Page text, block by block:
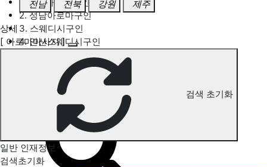
2. 성남아로마구인
3. 스웨디시구인
4. 안산스웨디시구인
상주 아로마마사지 구직정보
전남
전북 강원 제주
상세
[ 아로마마사지 ]
검색 초기화
일반 인재정보
검색초기화